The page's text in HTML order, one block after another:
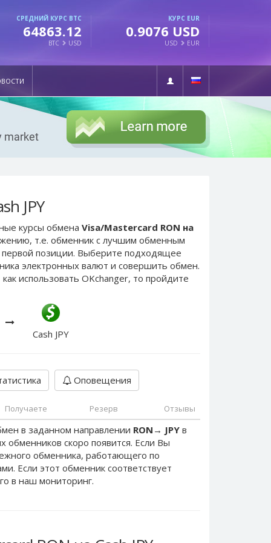
СРЕДНИЙ КУРС BTC
64863.12
BTC USD
КУРС EUR
0.9076 USD
USD EUR
JPY
курсы обмена Visa/Mastercard RON на
т.е. обменник с лучшим обменным
позиции. Выберите подходящее
электронных валют и совершить обмен.
использовать OKchanger, то пройдите
Cash JPY
Оповещения
Получаете Резерв Отзывы
в заданном направлении RON → JPY в
скоро появится. Если Вы
обменника, работающего по
Если этот обменник соответствует
в наш мониторинг.